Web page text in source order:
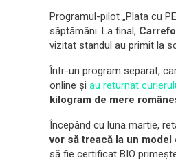
Programul-pilot „Plata cu
săptămâni. La final,
vizitat standul au primit la
Într-un program separat,
online și au returnat
kilogram de mere
Începând cu luna martie,
vor să treacă la un
să fie certificat BIO